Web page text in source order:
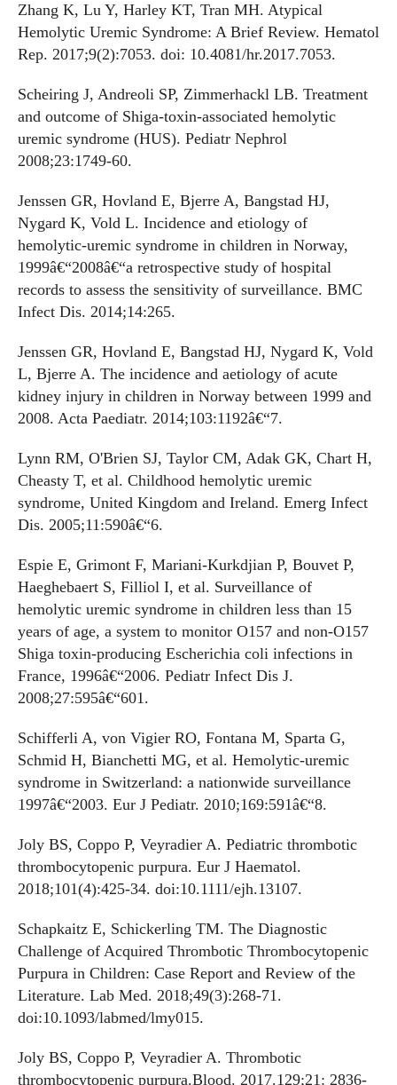
Zhang K, Lu Y, Harley KT, Tran MH. Atypical
Hemolytic Uremic Syndrome: A Brief Review. Hematol
Rep. 2017;9(2):7053. doi: 10.4081/hr.2017.7053.
Scheiring J, Andreoli SP, Zimmerhackl LB. Treatment
and outcome of Shiga-toxin-associated hemolytic
uremic syndrome (HUS). Pediatr Nephrol
2008;23:1749-60.
Jenssen GR, Hovland E, Bjerre A, Bangstad HJ,
Nygard K, Vold L. Incidence and etiology of
hemolytic-uremic syndrome in children in Norway,
1999â€“2008â€“a retrospective study of hospital
records to assess the sensitivity of surveillance. BMC
Infect Dis. 2014;14:265.
Jenssen GR, Hovland E, Bangstad HJ, Nygard K, Vold
L, Bjerre A. The incidence and aetiology of acute
kidney injury in children in Norway between 1999 and
2008. Acta Paediatr. 2014;103:1192â€“7.
Lynn RM, O'Brien SJ, Taylor CM, Adak GK, Chart H,
Cheasty T, et al. Childhood hemolytic uremic
syndrome, United Kingdom and Ireland. Emerg Infect
Dis. 2005;11:590â€“6.
Espie E, Grimont F, Mariani-Kurkdjian P, Bouvet P,
Haeghebaert S, Filliol I, et al. Surveillance of
hemolytic uremic syndrome in children less than 15
years of age, a system to monitor O157 and non-O157
Shiga toxin-producing Escherichia coli infections in
France, 1996â€“2006. Pediatr Infect Dis J.
2008;27:595â€“601.
Schifferli A, von Vigier RO, Fontana M, Sparta G,
Schmid H, Bianchetti MG, et al. Hemolytic-uremic
syndrome in Switzerland: a nationwide surveillance
1997â€“2003. Eur J Pediatr. 2010;169:591â€“8.
Joly BS, Coppo P, Veyradier A. Pediatric thrombotic
thrombocytopenic purpura. Eur J Haematol.
2018;101(4):425-34. doi:10.1111/ejh.13107.
Schapkaitz E, Schickerling TM. The Diagnostic
Challenge of Acquired Thrombotic Thrombocytopenic
Purpura in Children: Case Report and Review of the
Literature. Lab Med. 2018;49(3):268-71.
doi:10.1093/labmed/lmy015.
Joly BS, Coppo P, Veyradier A. Thrombotic
thrombocytopenic purpura.Blood. 2017.129;21: 2836-